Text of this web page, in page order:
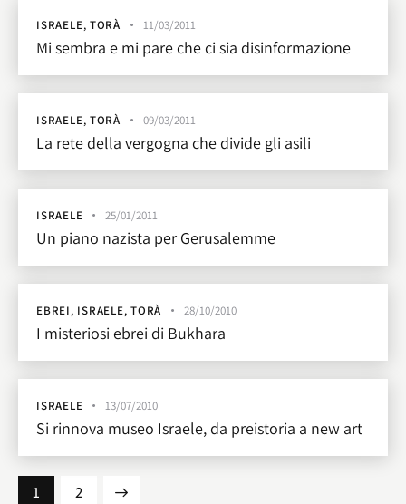
ISRAELE, TORÀ 11/03/2011
Mi sembra e mi pare che ci sia disinformazione
ISRAELE, TORÀ 09/03/2011
La rete della vergogna che divide gli asili
ISRAELE 25/01/2011
Un piano nazista per Gerusalemme
EBREI, ISRAELE,TORÀ 28/10/2010
I misteriosi ebrei di Bukhara
ISRAELE 13/07/2010
Si rinnova museo Israele, da preistoria a new art
1 2
>